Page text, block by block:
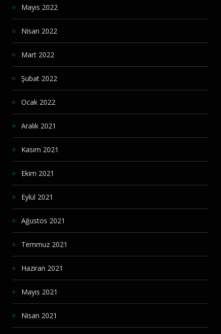
Mayıs 2022
Nisan 2022
Mart 2022
Şubat 2022
Ocak 2022
Aralık 2021
Kasım 2021
Ekim 2021
Eylül 2021
Ağustos 2021
Temmuz 2021
Haziran 2021
Mayıs 2021
Nisan 2021